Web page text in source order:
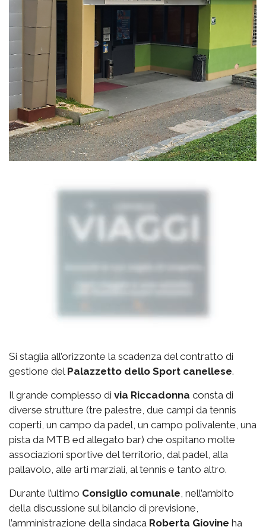
Si staglia all’orizzonte la scadenza del contratto di
gestione del Palazzetto dello Sport canellese.
Il grande complesso di via Riccadonna consta di
diverse strutture (tre palestre, due campi da tennis
coperti, un campo da padel, un campo polivalente, una
pista da MTB ed allegato bar) che ospitano molte
associazioni sportive del territorio, dal padel, alla
pallavolo, alle arti marziali, al tennis e tanto altro.
Durante l’ultimo Consiglio comunale, nell’ambito
della discussione sul bilancio di previsione,
l’amministrazione della sindaca Roberta Giovine ha